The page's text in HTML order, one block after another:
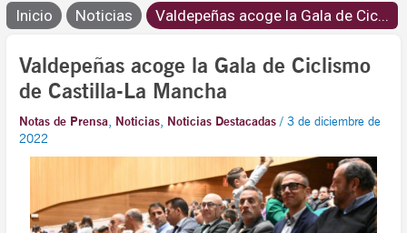
Inicio Noticias Valdepeñas acoge la Gala de Cic...
Valdepeñas acoge la Gala de Ciclismo
de Castilla-La Mancha
Notas de Prensa, Noticias, Noticias Destacadas /3 de diciembre de
2022